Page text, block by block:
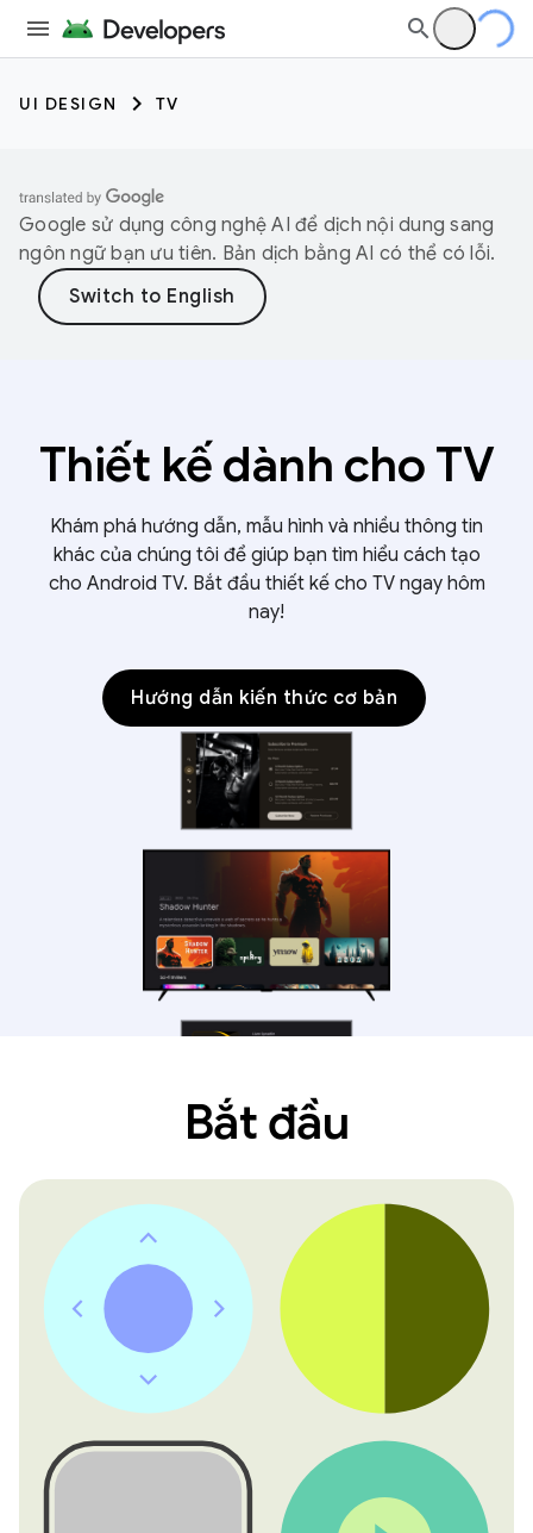
UI DESIGN TV
Google sử dụng công nghệ AI để dịch nội dung sang
ngôn ngữ bạn ưu tiên. Bản dịch bằng AI có thể có lỗi.
Thiết kế dành cho TV
Khám phá hướng dẫn, mẫu hình và nhiều thông tin
khác của chúng tôi để giúp bạn tìm hiểu cách tạo
cho Android TV. Bắt đầu thiết kế cho TV ngay hôm
nay!
Hướng dẫn kiến thức cơ bản
Bắt đầu